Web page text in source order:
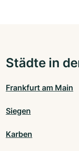
Städte in
Frankfurt am Main
Siegen
Karben